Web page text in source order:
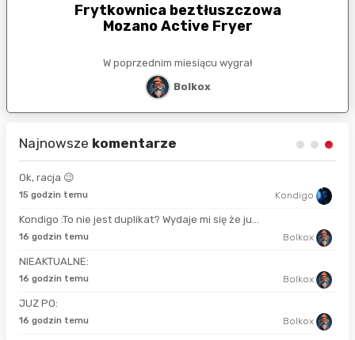
Frytkownica beztłuszczowa
Mozano Active Fryer
W poprzednim miesiącu wygrał
Bolkox
Najnowsze komentarze
Ok, racja 😉
15 godzin temu Kondigo
Kondigo :To nie jest duplikat? Wydaje mi się że ju...
16 godzin temu Bolkox
NIEAKTUALNE:
16 godzin temu Bolkox
JUZ PO:
16 godzin temu Bolkox